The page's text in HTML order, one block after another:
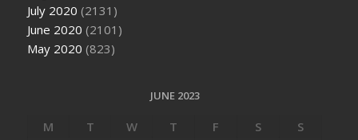
July 2020 (2131)
June 2020 (2101)
May 2020 (823)
JUNE 2023
M T W T F S
S